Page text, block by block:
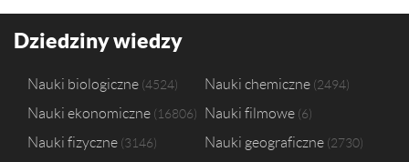
Dziedziny wiedzy
Nauki biologiczne 4524 Nauki chemiczne 2494
Nauki ekonomiczne 16806 Nauki filmowe 6
Nauki fizyczne 3146 Nauki geograficzne 2730